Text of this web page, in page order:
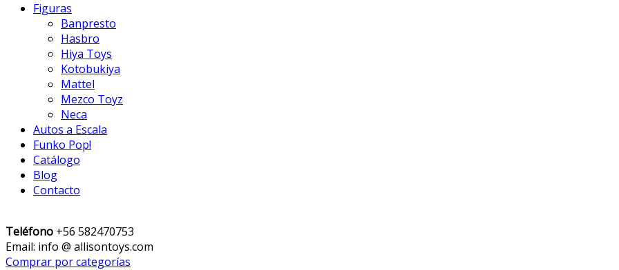
Figuras
Banpresto
Hasbro
Hiya Toys
Kotobukiya
Mattel
Mezco Toyz
Neca
Autos a Escala
Funko Pop!
Catálogo
Blog
Contacto
Teléfono +56 582470753
Email: info @ allisontoys.com
Comprar por categorías